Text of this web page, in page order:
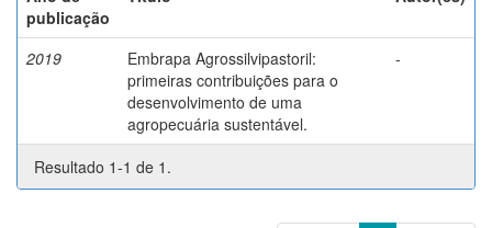
publicação
2019
Embrapa Agrossilvipastoril:
primeiras contribuições para o
desenvolvimento de uma
agropecuária sustentável.
-
Resultado 1-1 de 1.